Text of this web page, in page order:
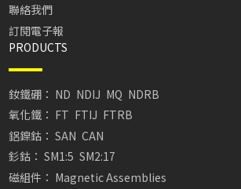
聯絡我們
訂閱電子報
PRODUCTS
釹鐵硼： ND NDIJ MQ NDRB
氧化鐵： FT FTIJ FTRB
鋁鎳鈷： SAN CAN
釤鈷： SM1:5 SM2:17
磁組件： Magnetic Assemblies